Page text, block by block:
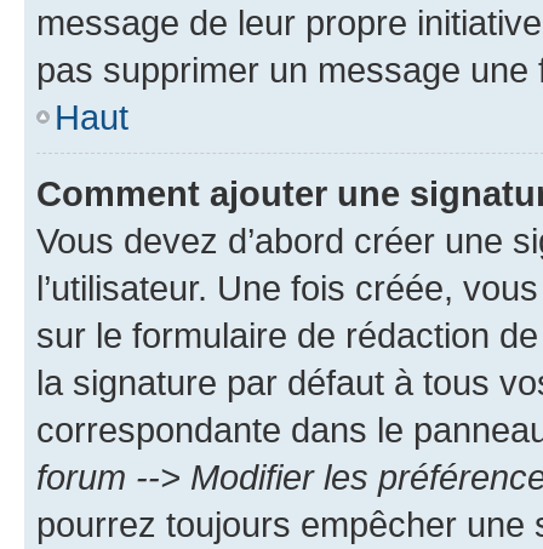
message de leur propre
pas supprimer un message une
Haut
Comment ajouter une
Vous devez d’abord créer une
l’utilisateur. Une fois créée,
sur le formulaire de rédaction
la signature par défaut à tous
correspondante dans le
forum --> Modifier les
pourrez toujours empêcher une